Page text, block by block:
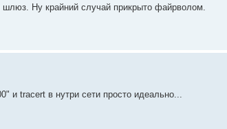
Ну крайний случай прикрыто файрволом.
и tracert в нутри сети просто идеально...